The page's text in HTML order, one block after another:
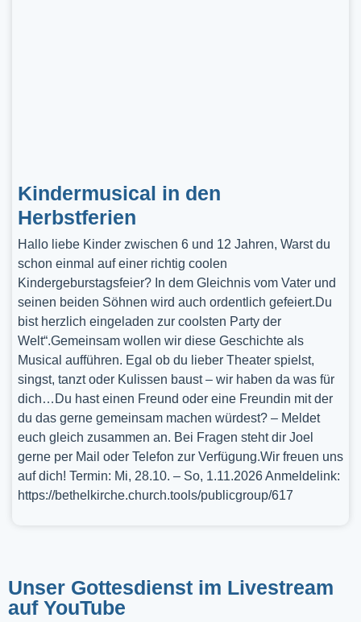
Kindermusical in den
Herbstferien
Hallo liebe Kinder zwischen 6 und 12 Jahren, Warst du
schon einmal auf einer richtig coolen
Kindergeburstagsfeier? In dem Gleichnis vom Vater und
seinen beiden Söhnen wird auch ordentlich gefeiert.Du
bist herzlich eingeladen zur coolsten Party der
Welt“.Gemeinsam wollen wir diese Geschichte als
Musical aufführen. Egal ob du lieber Theater spielst,
singst, tanzt oder Kulissen baust – wir haben da was für
dich…Du hast einen Freund oder eine Freundin mit der
du das gerne gemeinsam machen würdest? – Meldet
euch gleich zusammen an. Bei Fragen steht dir Joel
gerne per Mail oder Telefon zur Verfügung.Wir freuen uns
auf dich! Termin: Mi, 28.10. – So, 1.11.2026 Anmeldelink:
https://bethelkirche.church.tools/publicgroup/617
Unser Gottesdienst im Livestream
auf YouTube